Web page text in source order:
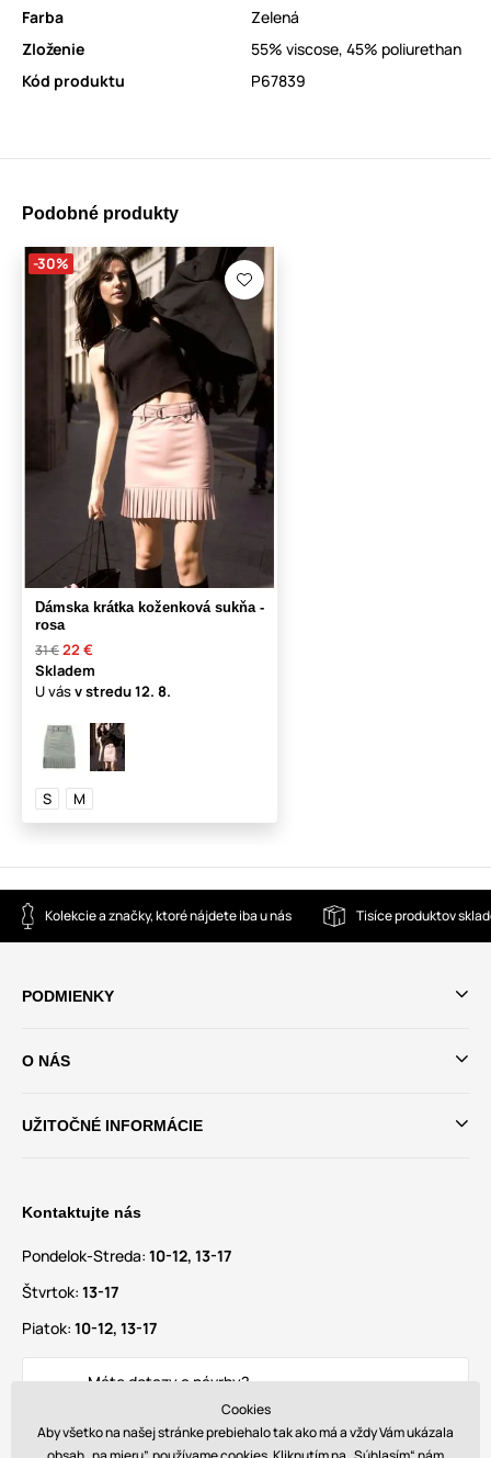
Farba
Zelená
Zloženie
55% viscose, 45% poliurethan
Kód produktu
P67839
Podobné produkty
-30%
Dámska krátka koženková sukňa -
rosa
31 €22 €
Skladem
U vásv stredu12. 8.
S M
Kolekcie a značky, ktoré nájdete iba u nás Tisíce produktov
PODMIENKY
O NÁS
UŽITOČNÉ INFORMÁCIE
Kontaktujte nás
Pondelok-Streda: 10-12, 13-17
Štvrtok: 13-17
Piatok: 10-12, 13-17
Máte dotazy a návrhy?
info@glamadise.skCookies
Aby všetko na našej stránke prebiehalo tak ako má a vždy Vám ukázala